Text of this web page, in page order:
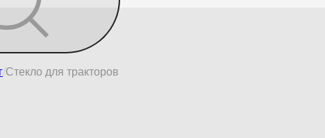
Стекло для тракторов